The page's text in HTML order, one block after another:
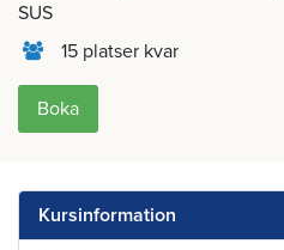
SUS
15 platser kvar
Boka
Kursinformation